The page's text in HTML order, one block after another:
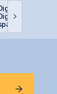
pregătește
Spain pe